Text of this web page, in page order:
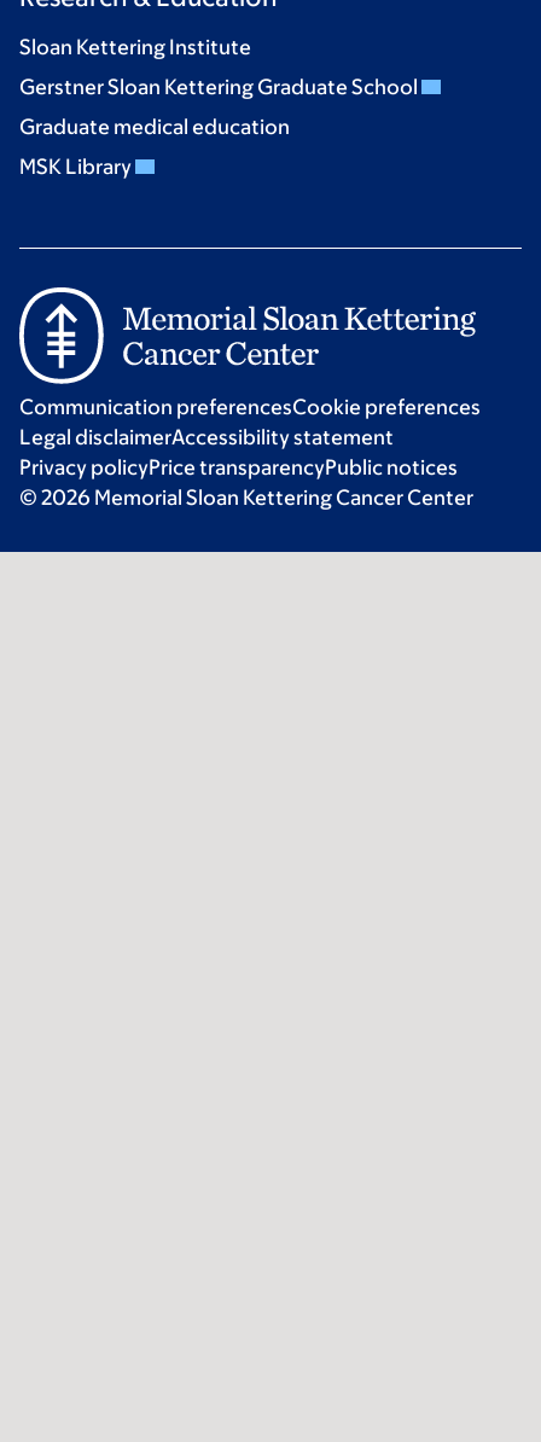
Sloan Kettering Institute
Gerstner Sloan Kettering Graduate School
Graduate medical education
MSK Library
Communication preferencesCookie preferences
Legal disclaimerAccessibility statement
Privacy policyPrice transparencyPublic notices
© 2026 Memorial Sloan Kettering Cancer Center